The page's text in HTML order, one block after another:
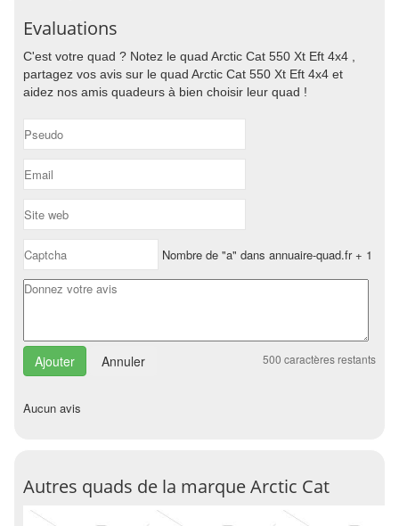
Evaluations
C'est votre quad ? Notez le quad Arctic Cat 550 Xt Eft 4x4 ,
partagez vos avis sur le quad Arctic Cat 550 Xt Eft 4x4 et
aidez nos amis quadeurs à bien choisir leur quad !
Nombre de "a" dans annuaire-quad.fr + 1
Annuler 500 caractères restants
Aucun avis
Autres quads de la marque Arctic Cat